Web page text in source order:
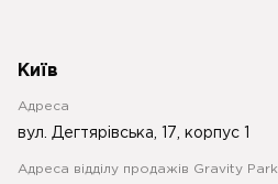
Київ
Адреса
вул. Дегтярівська, 17, корпус 1
Адреса відділу продажів Gravity Park